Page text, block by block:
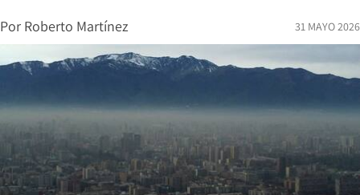
Por Roberto Martínez 31 MAYO 2026